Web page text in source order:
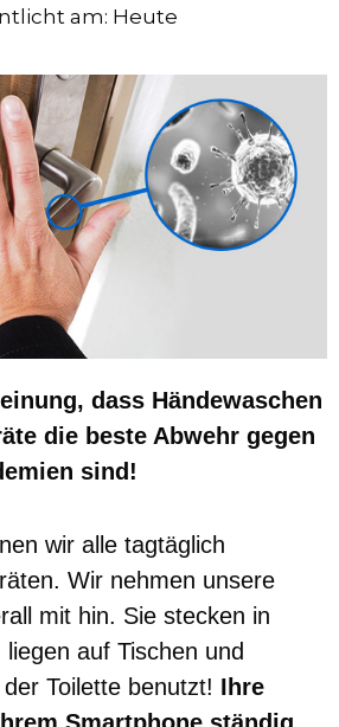
am: Heute
dass Händewaschen
die beste Abwehr gegen
sind!
wir alle tagtäglich
Wir nehmen unsere
mit hin. Sie stecken in
auf Tischen und
Toilette benutzt! Ihre
Smartphone ständig